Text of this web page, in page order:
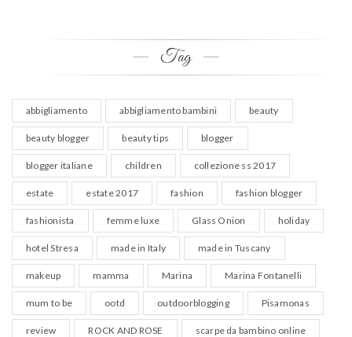
Tag
abbigliamento abbigliamento bambini beauty
beauty blogger beauty tips blogger
blogger italiane children collezione ss 2017
estate estate 2017 fashion fashion blogger
fashionista femme luxe Glass Onion holiday
hotel Stresa made in Italy made in Tuscany
makeup mamma Marina Marina Fontanelli
mum to be ootd outdoorblogging Pisamonas
review ROCK AND ROSE scarpe da bambino online